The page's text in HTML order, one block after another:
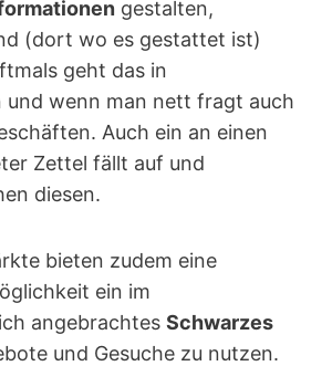
gestalten,
(dort wo es gestattet ist)
geht das in
und wenn man nett fragt auch
Auch ein an einen
Zettel fällt auf und
diesen.
bieten zudem eine
ein im
angebrachtes Schwarzes
und Gesuche zu nutzen.